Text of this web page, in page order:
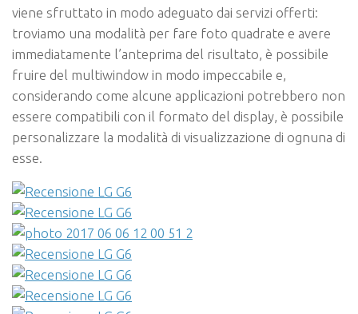
viene sfruttato in modo adeguato dai servizi offerti:
troviamo una modalità per fare foto quadrate e avere
immediatamente l’anteprima del risultato, è possibile
fruire del multiwindow in modo impeccabile e,
considerando come alcune applicazioni potrebbero non
essere compatibili con il formato del display, è possibile
personalizzare la modalità di visualizzazione di ognuna di
esse.